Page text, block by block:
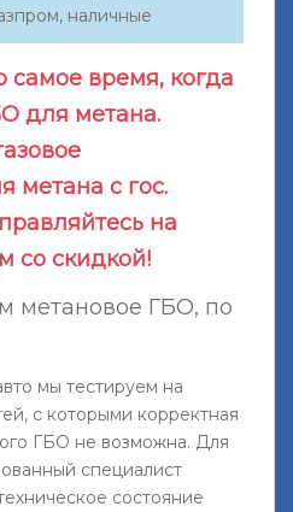
наличные
самое время, когда
для метана.
метана с гос.
на
со скидкой!
метановое ГБО, по
мы тестируем на
с которыми корректная
ГБО не возможна. Для
специалист
состояние